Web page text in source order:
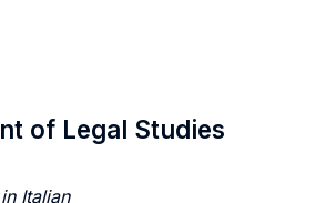
of Legal Studies
Italian